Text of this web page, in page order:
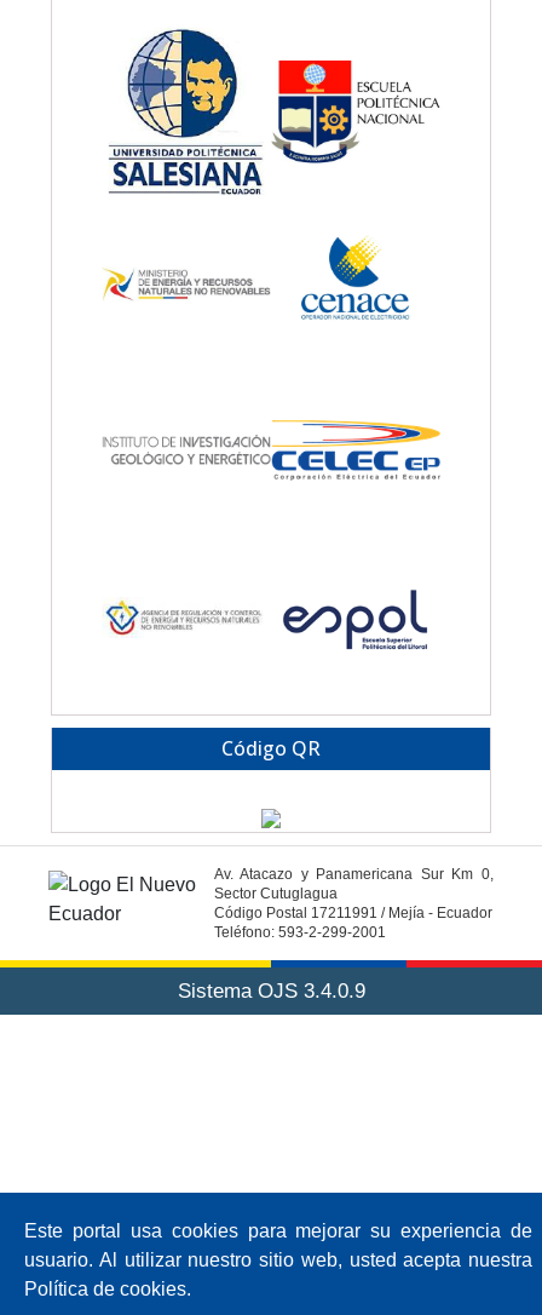
Código QR
Av. Atacazo y Panamericana Sur Km 0,
Sector Cutuglagua
Código Postal 17211991 / Mejía - Ecuador
Teléfono: 593-2-299-2001
Este portal usa cookies para mejorar su experiencia de
usuario. Al utilizar nuestro sitio web, usted acepta nuestra
Política de cookies.
Sistema OJS 3.4.0.9